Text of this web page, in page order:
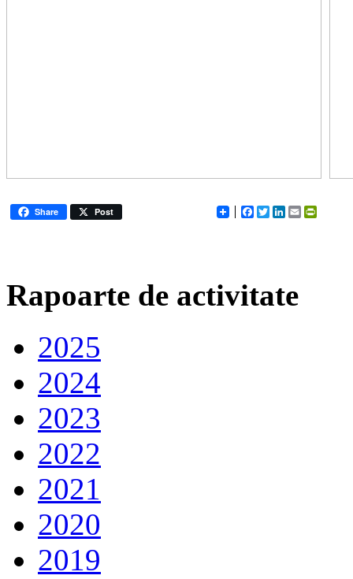
Share Post Facebook
TwitterLinkedIn
Email
Rapoarte de activitate
2025
2024
2023
2022
2021
2020
2019